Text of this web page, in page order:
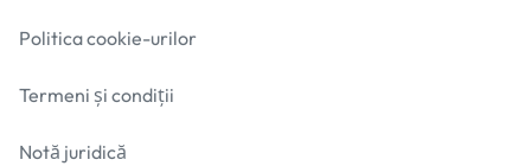
Politica cookie-urilor
Termeni și condiții
Notă juridică